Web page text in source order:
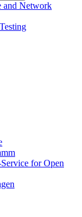
and Network
for Open